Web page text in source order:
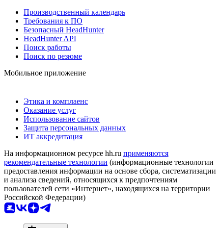
Производственный календарь
Требования к ПО
Безопасный HeadHunter
HeadHunter API
Поиск работы
Поиск по резюме
Мобильное приложение
Этика и комплаенс
Оказание услуг
Использование сайтов
Защита персональных данных
ИТ аккредитация
На информационном ресурсе hh.ru применяются
рекомендательные технологии (информационные технологии
предоставления информации на основе сбора, систематизации
и анализа сведений, относящихся к предпочтениям
пользователей сети «Интернет», находящихся на территории
Российской Федерации)